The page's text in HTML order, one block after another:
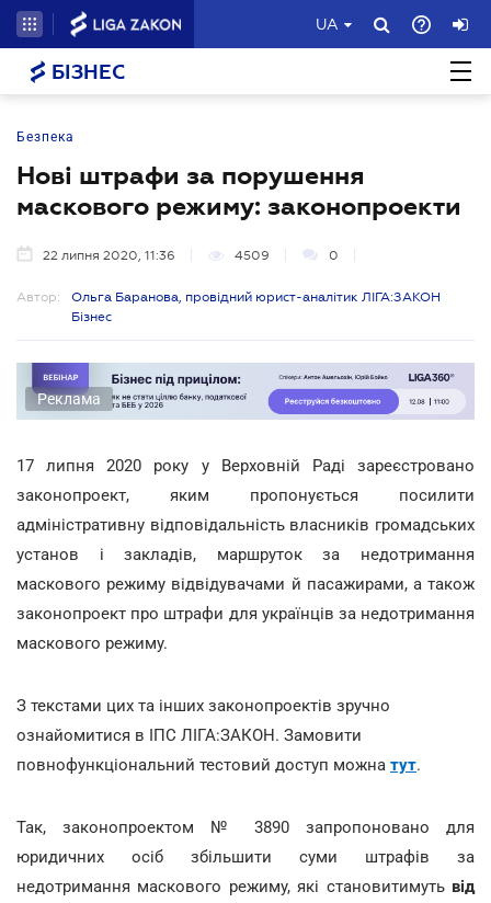
UA
БІЗНЕС
Безпека
Нові штрафи за порушення
маскового режиму: законопроекти
22 липня 2020, 11:36 4509 0
Автор:
Ольга Баранова, провідний юрист-аналітик ЛІГА:ЗАКОН
Бізнес
Реклама
17 липня 2020 року у Верховній Раді зареєстровано
законопроект, яким пропонується посилити
адміністративну відповідальність власників громадських
установ і закладів, маршруток за недотримання
маскового режиму відвідувачами й пасажирами, а також
законопроект про штрафи для українців за недотримання
маскового режиму.
З текстами цих та інших законопроектів зручно
ознайомитися в ІПС ЛІГА:ЗАКОН. Замовити
повнофункціональний тестовий доступ можна тут.
Так, законопроектом № 3890 запропоновано для
юридичних осіб збільшити суми штрафів за
недотримання маскового режиму, які становитимуть від